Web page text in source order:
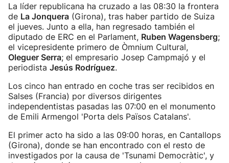
La líder republicana ha cruzado a las 08:30 la frontera
de La Jonquera (Girona), tras haber partido de Suiza
el jueves. Junto a ella, han regresado también el
diputado de ERC en el Parlament, Ruben Wagensberg;
el vicepresidente primero de Òmnium Cultural,
Oleguer Serra; el empresario Josep Campmajó y el
periodista Jesús Rodríguez.
Los cinco han entrado en coche tras ser recibidos en
Salses (Francia) por diversos dirigentes
independentistas pasadas las 07:00 en el monumento
de Emili Armengol 'Porta dels Països Catalans'.
El primer acto ha sido a las 09:00 horas, en Cantallops
(Girona), donde se han encontrado con el resto de
investigados por la causa de 'Tsunami Democràtic', y